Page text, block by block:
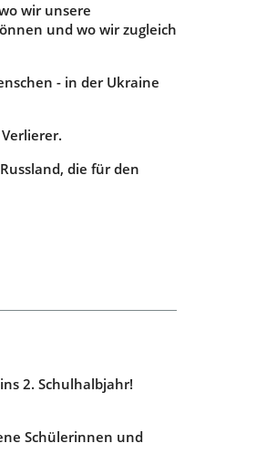
wir unsere
und wo wir zugleich
- in der Ukraine
die für den
2. Schulhalbjahr!
Schülerinnen und